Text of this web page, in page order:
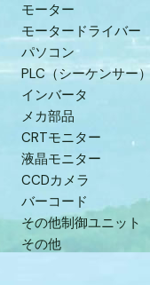
モーター
モータードライバー
パソコン
PLC（シーケンサー）
インバータ
メカ部品
CRTモニター
液晶モニター
CCDカメラ
バーコード
その他制御ユニット
その他